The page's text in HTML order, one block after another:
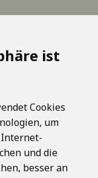
ist
Cookies
um
und die
besser an